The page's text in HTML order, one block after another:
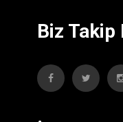
Biz Takip